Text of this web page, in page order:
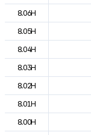
8.06H
8.05H
8.04H
8.03H
8.02H
8.01H
8.00H